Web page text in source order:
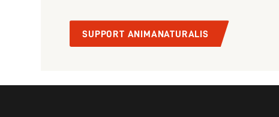
SUPPORT ANIMANATURALIS